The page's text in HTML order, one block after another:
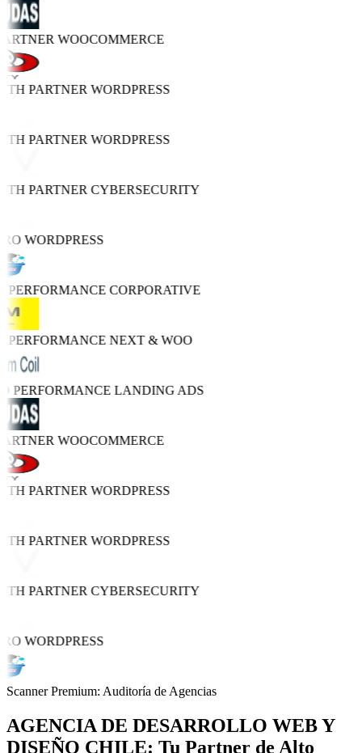
WOOCOMMERCE
PARTNERWORDPRESS
PARTNERWORDPRESS
PARTNERCYBERSECURITY
WORDPRESS
CORPORATIVE
NEXT & WOO
PERFORMANCELANDING ADS
WOOCOMMERCE
PARTNERWORDPRESS
PARTNERWORDPRESS
PARTNERCYBERSECURITY
WORDPRESS
Scanner Premium: Auditoría de Agencias
AGENCIA DE DESARROLLO WEB Y
DISEÑO CHILE: Tu Partner de Alto